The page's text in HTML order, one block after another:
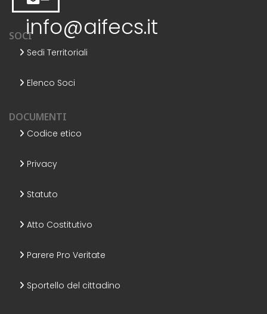
info@aifecs.it
SOCI
Sedi Territoriali
Elenco Soci
DOCUMENTI
Codice etico
Privacy
Statuto
Atto Costitutivo
Parere Pro Veritate
Sportello del cittadino